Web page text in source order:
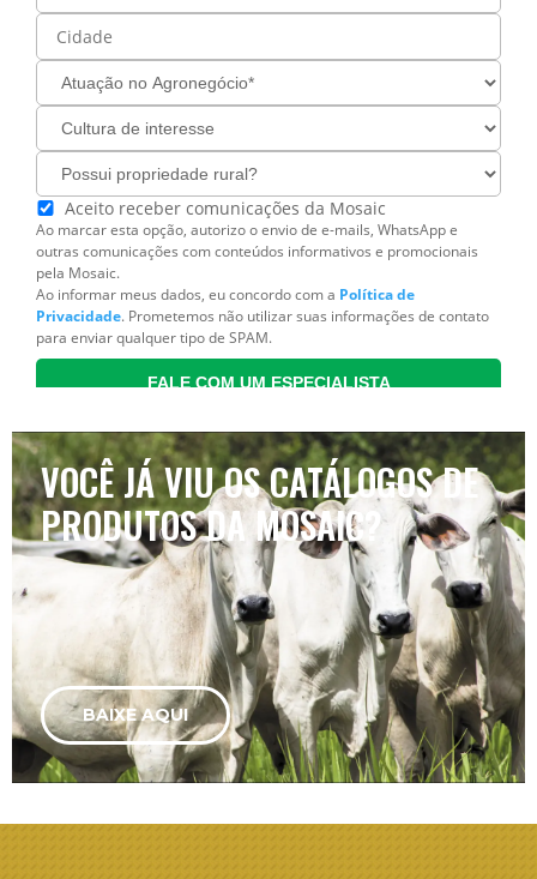
VOCÊ JÁ VIU OS CATÁLOGOS DE
PRODUTOS DA MOSAIC?
BAIXE AQUI